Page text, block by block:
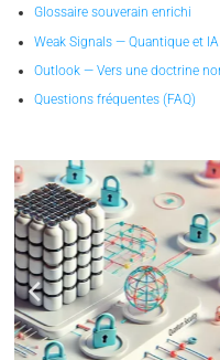
Glossaire souverain enrichi
Weak Signals — Quantique et IA
Outlook — Vers une doctrine
Questions fréquentes (FAQ)
10
Nov